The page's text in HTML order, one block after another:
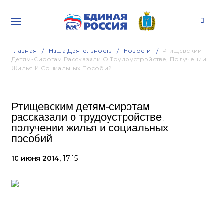
Главная Наша Деятельность Новости
Ртищевским
Детям-Сиротам Рассказали О Трудоустройстве, Получении
Жилья И Социальных Пособий
Ртищевским детям-сиротам
рассказали о трудоустройстве,
получении жилья и социальных
пособий
10 июня 2014, 17:15